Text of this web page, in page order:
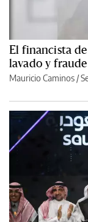
El financista
lavado y
Mauricio Caminos /